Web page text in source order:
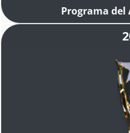
Programa del